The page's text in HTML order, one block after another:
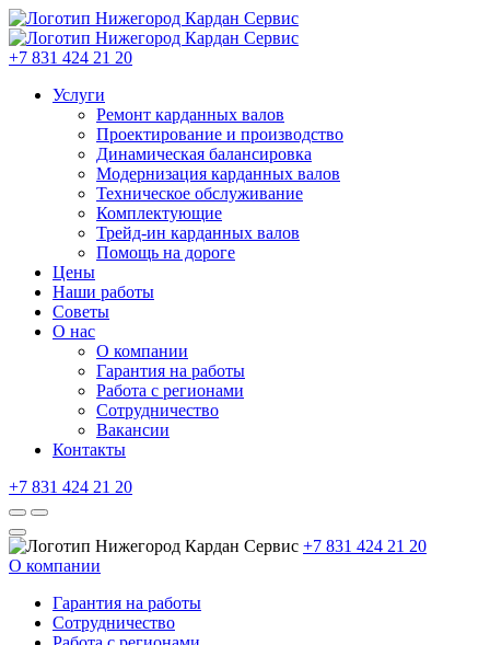
+7 831 424 21 20
Услуги
Ремонт карданных валов
Проектирование и производство
Динамическая балансировка
Модернизация карданных валов
Техническое обслуживание
Комплектующие
Трейд-ин карданных валов
Помощь на дороге
Цены
Наши работы
Советы
О нас
О компании
Гарантия на работы
Работа с регионами
Сотрудничество
Вакансии
Контакты
+7 831 424 21 20
+7 831 424 21 20
О компании
Гарантия на работы
Сотрудничество